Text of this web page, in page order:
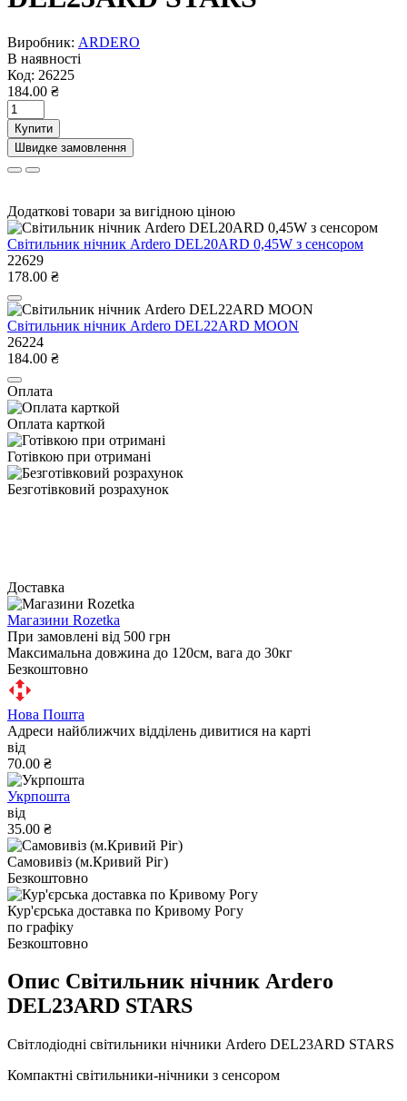
Виробник: ARDERO
В наявності
Код: 26225
184.00 ₴
Купити
Швидке замовлення
Додаткові товари за вигідною ціною
Світильник нічник Ardero DEL20ARD 0,45W з сенсором
22629
178.00 ₴
Світильник нічник Ardero DEL22ARD MOON
26224
184.00 ₴
Оплата
Оплата карткой
Готівкою при отримані
Безготівковий розрахунок
Доставка
Магазини Rozetka
При замовлені від 500 грн
Максимальна довжина до 120см, вага до 30кг
Безкоштовно
Нова Пошта
Адреси найближчих відділень дивитися на карті
від
70.00 ₴
Укрпошта
від
35.00 ₴
Самовивіз (м.Кривий Ріг)
Безкоштовно
Кур'єрська доставка по Кривому Рогу
по графіку
Безкоштовно
Опис Світильник нічник Ardero
DEL23ARD STARS
Світлодіодні світильники нічники Ardero DEL23ARD STARS
Компактні світильники-нічники з сенсором